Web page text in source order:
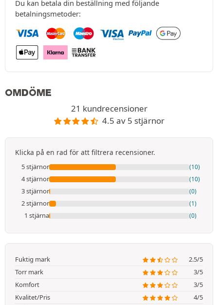
Du kan betala din beställning med följande
betalningsmetoder:
OMDÖME
21 kundrecensioner
4.5 av 5 stjärnor
Klicka på en rad för att filtrera recensioner.
5 stjärnor (10)
4 stjärnor (10)
3 stjärnor (0)
2 stjärnor (1)
1 stjärna (0)
Fuktig mark
2.5/5
Torr mark
3/5
Komfort
3/5
Kvalitet/Pris
4/5